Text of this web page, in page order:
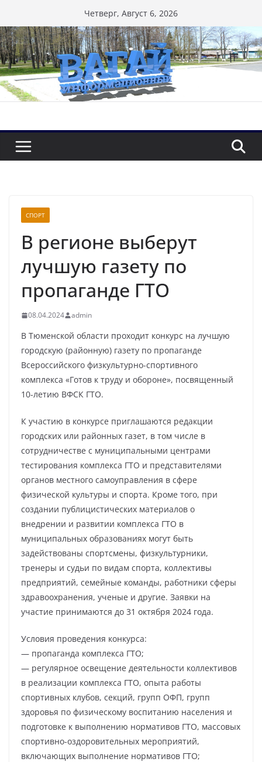
к
содержимому
Четверг, Август 6, 2026
СПОРТ
В регионе выберут
лучшую газету по
пропаганде ГТО
08.04.2024 admin
В Тюменской области проходит конкурс на лучшую
городскую (районную) газету по пропаганде
Всероссийского физкультурно-спортивного
комплекса «Готов к труду и обороне», посвященный
10-летию ВФСК ГТО.
К участию в конкурсе приглашаются редакции
городских или районных газет, в том числе в
сотрудничестве с муниципальными центрами
тестирования комплекса ГТО и представителями
органов местного самоуправления в сфере
физической культуры и спорта. Кроме того, при
создании публицистических материалов о
внедрении и развитии комплекса ГТО в
муниципальных образованиях могут быть
задействованы спортсмены, физкультурники,
тренеры и судьи по видам спорта, коллективы
предприятий, семейные команды, работники сферы
здравоохранения, ученые и другие. Заявки на
участие принимаются до 31 октября 2024 года.
Условия проведения конкурса:
— пропаганда комплекса ГТО;
— регулярное освещение деятельности коллективов
в реализации комплекса ГТО, опыта работы
спортивных клубов, секций, групп ОФП, групп
здоровья по физическому воспитанию населения и
подготовке к выполнению нормативов ГТО, массовых
спортивно-оздоровительных мероприятий,
включающих выполнение нормативов ГТО;